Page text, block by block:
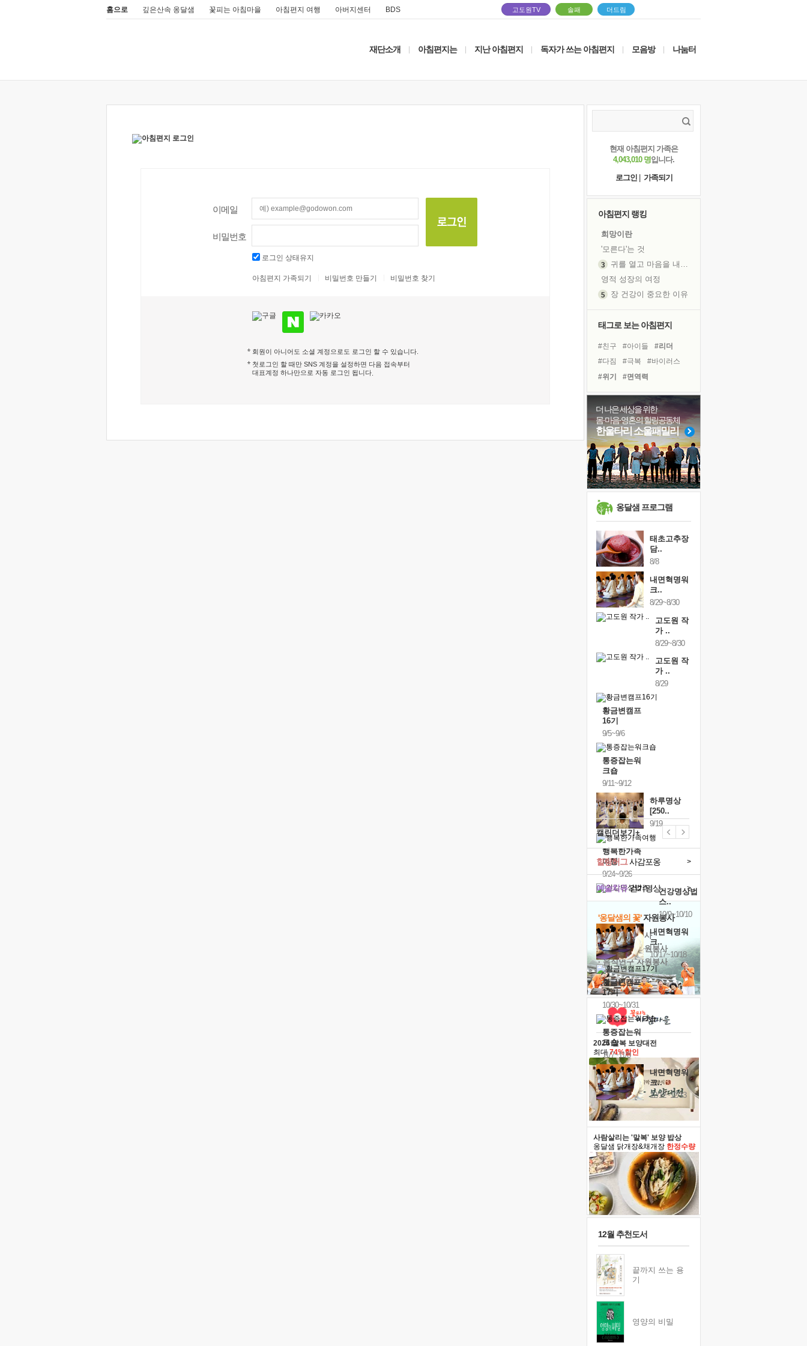
홈으로 깊은산속 옹달샘 꽃피는 아침마을 아침편지 여행 아버지센터 BDS 고도원TV 솔패 더드림
재단소개 아침편지는 지난 아침편지 독자가 쓰는 아침편지 모음방 나눔터
이메일
비밀번호
로그인 상태유지
아침편지 가족되기 비밀번호 만들기 비밀번호 찾기
회원이 아니어도 소셜 계정으로도 로그인 할 수 있습니다.
첫로그인 할 때만 SNS 계정을 설정하면 다음 접속부터
대표계정 하나만으로 자동 로그인 됩니다
현재 아침편지 가족은
4,043,010 명입니다.
로그인
가족되기
아침편지 랭킹
희망이란
'모른다'는 것
귀를 열고 마음을 내어주고
영적 성장의 여정
장 건강이 중요한 이유
흙이 된 몸으로 출근하는 여자
꿈이 실제가 되는 것
'말 타는 법'을 먼저
졸업식 사진을 보며
극심한 변비, 어깨결림, 수면 장애
아픈 아버지를 위한 공간 설계
슬럼프
보고 싶은 어머니
못된 꼰대들
태그로 보는 아침편지
#친구 #아이들
#리더
#다짐
#극복
#바이러스
#위기
#면역력
#건강
#명상
#비전캠프
#경험
#희망
#독서
#선택
#계획
#유튜브
#독서캠프
#도움
#힐링
#삶
더 나은 세상을 위한
몸·마음·영혼의 힐링공동체
한울타리 소울패밀리
옹달샘 프로그램
태초고추장
담..
8/8
내면혁명워
크..
8/29~8/30
고도원 작
가 ..
8/29~8/30
고도원 작
가 ..
8/29
황금변캠프
16기
9/5~9/6
통증잡는워
크숍
9/11~9/12
하루명상
[250..
9/19
행복한가족
여행
9/24~9/26
건강명상법
스..
10/9~10/10
내면혁명워
크..
10/17~10/18
황금변캠프
17기
10/30~10/31
통증잡는워
크숍
11/7~11/8
내면혁명워
크..
12/12~12/13
캘린더보기+
예술치유걷기명상 >
힐링허그사감포옹 >
'옹달샘의 꽃'자원봉사
· 청년 자원봉사
· 금빛청년 자원봉사
· 음식연구 자원봉사
2026 말복 보양대전
최대74%할인
사람살리는 '말복' 보양 밥상
옹달샘 닭개장&채개장 한정수량
12월 추천도서
끝까지 쓰는 용
기
영양의 비밀